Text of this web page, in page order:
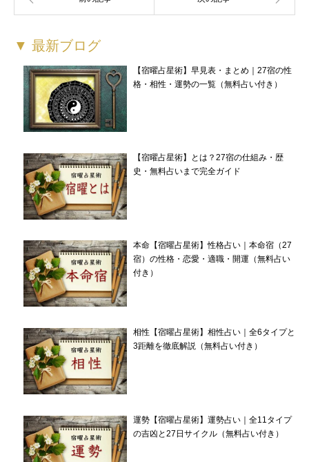
▼ 最新ブログ
【宿曜占星術】早見表・まとめ｜27宿の性
格・相性・運勢の一覧（無料占い付き）
【宿曜占星術】とは？27宿の仕組み・歴
史・無料占いまで完全ガイド
本命【宿曜占星術】性格占い｜本命宿（27
宿）の性格・恋愛・適職・開運（無料占い
付き）
相性【宿曜占星術】相性占い｜全6タイプと
3距離を徹底解説（無料占い付き）
運勢【宿曜占星術】運勢占い｜全11タイプ
の吉凶と27日サイクル（無料占い付き）
3月の運勢カレンダー
運勢カレンダー一覧